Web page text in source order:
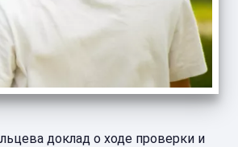
доклад о ходе проверки и